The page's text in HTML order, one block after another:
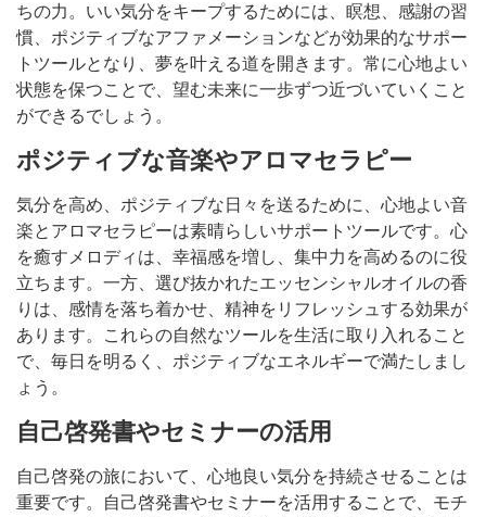
ちの力。いい気分をキープするためには、瞑想、感謝の習
慣、ポジティブなアファメーションなどが効果的なサポー
トツールとなり、夢を叶える道を開きます。常に心地よい
状態を保つことで、望む未来に一歩ずつ近づいていくこと
ができるでしょう。
ポジティブな音楽やアロマセラピー
気分を高め、ポジティブな日々を送るために、心地よい音
楽とアロマセラピーは素晴らしいサポートツールです。心
を癒すメロディは、幸福感を増し、集中力を高めるのに役
立ちます。一方、選び抜かれたエッセンシャルオイルの香
りは、感情を落ち着かせ、精神をリフレッシュする効果が
あります。これらの自然なツールを生活に取り入れること
で、毎日を明るく、ポジティブなエネルギーで満たしまし
ょう。
自己啓発書やセミナーの活用
自己啓発の旅において、心地良い気分を持続させることは
重要です。自己啓発書やセミナーを活用することで、モチ